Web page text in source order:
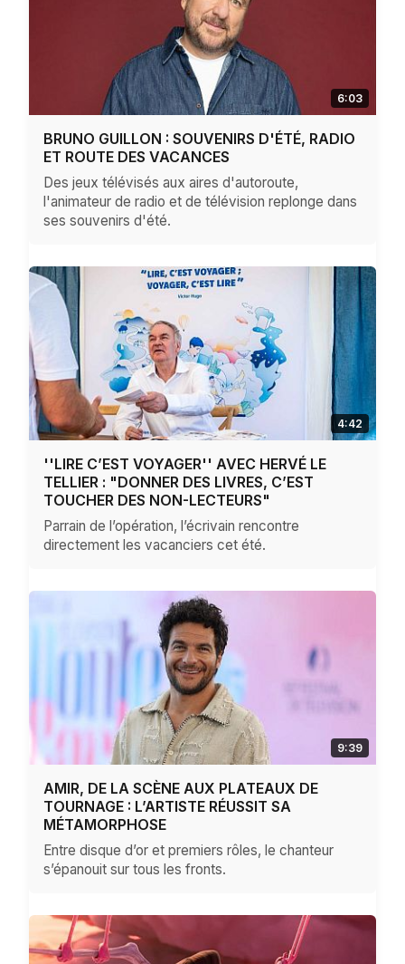
6:03
BRUNO GUILLON : SOUVENIRS D'ÉTÉ, RADIO
ET ROUTE DES VACANCES
Des jeux télévisés aux aires d'autoroute,
l'animateur de radio et de télévision replonge dans
ses souvenirs d'été.
4:42
''LIRE C’EST VOYAGER'' AVEC HERVÉ LE
TELLIER : "DONNER DES LIVRES, C’EST
TOUCHER DES NON-LECTEURS"
Parrain de l’opération, l’écrivain rencontre
directement les vacanciers cet été.
9:39
AMIR, DE LA SCÈNE AUX PLATEAUX DE
TOURNAGE : L’ARTISTE RÉUSSIT SA
MÉTAMORPHOSE
Entre disque d’or et premiers rôles, le chanteur
s’épanouit sur tous les fronts.